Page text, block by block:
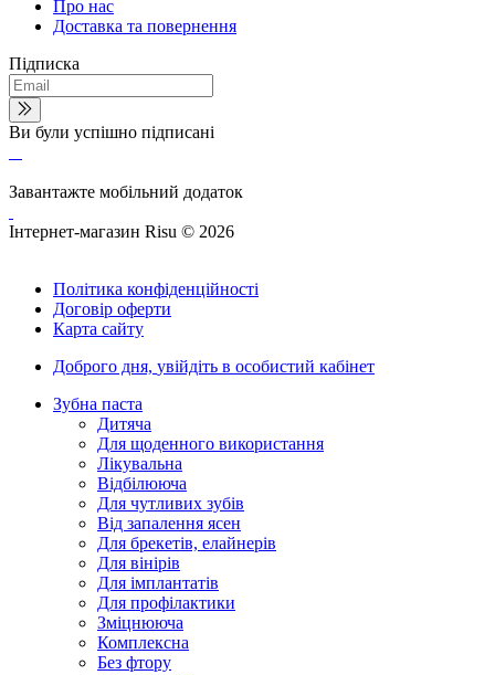
Про нас
Доставка та повернення
Підписка
Ви були успішно підписані
Завантажте мобільний додаток
Інтернет-магазин Risu © 2026
Політика конфіденційності
Договір оферти
Карта сайту
Доброго дня, увійдіть в особистий кабінет
Зубна паста
Дитяча
Для щоденного використання
Лікувальна
Відбілююча
Для чутливих зубів
Від запалення ясен
Для брекетів, елайнерів
Для вінірів
Для імплантатів
Для профілактики
Зміцнююча
Комплексна
Без фтору